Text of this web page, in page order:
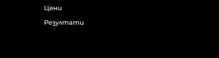
Цени
Резултати